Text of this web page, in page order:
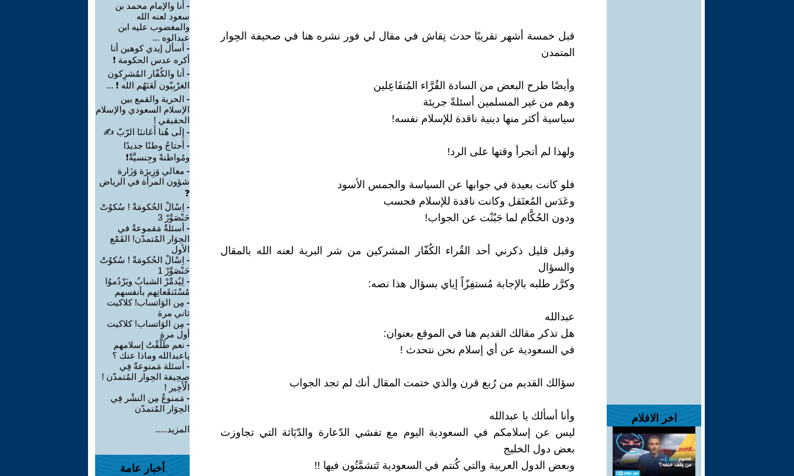
اخر الافلام
قبل خمسة أشهر تقريبًا حدث نِقاش في مقال لي فور نشره هنا في صحيفة الحِوار
المتمدن
وأيضًا طرح البعض من السادة القُرَّاء المُتفَاعِلين
وهم من غير المسلمين أسئلةً جريئة
سياسية أكثر منها دينية ناقدة للإسلام نفسه!
ولهذا لم أتجرأ وقتها على الرد!
فلو كانت بعيدة في جوابها عن السياسة والجمس الأسود
وعَدَس المُعتَقل وكانت ناقدة للإسلام فحسب
ودون الحُكَّام لما جَبُنْت عن الجواب!
وقبل قليل ذكرني أحد القُراء الكُفّار المشركين من شر البرية لعنه الله بالمقال
والسؤال
وكرَّر طلبه بالإجابة مُستفِزّاً إياي بسؤال هذا نصه:
عبدالله
هل تذكر مقالك القديم هنا في الموقع بعنوان:
في السعودية عن أي إسلام نحن نتحدث !
سؤالك القديم من رُبع قرن والذي ختمت المقال أنك لم تجد الجواب
وأنا أسألك يا عبدالله
ليس عن إسلامكم في السعودية اليوم مع تفشي الدّعارة والدّيَاثة التي تجاوزت
بعض دول الخليج
وبعض الدول العربية والتي كُنتم في السعودية تَتشمَّتُون فيها !!
- أنا والإمام محمد بن
سعود لعنه الله
والمغضوب عليه ابن
عبدالوه ...
- أسأل إيدي كوهين أنا
أكره عدس الحكومة ❗
- أنا والكُفّار المُشرِكون
الغرْبِيّون لَعَنَهُم الله ❗ ...
- الحرية والقمع بين
الإسلام السعودي والإسلام
الحقيقي !
- إِلَى هُنا أَعَاننَا الرّبّ ✍
- أحتاجُ وطنًا جديدًا
ومُواطنةً وجِنسيَّةْ❗
- معالي وَزِيرَة وَزَارة
شؤون المرأة في الرياض
❓
- اِسْالْ الحُكومَةْ ! سُكوُتْ
حَنْصَوِّرْ 3
- أسئلةٌ مَقموعةٌ في
الحِوَار المُتمدّن! القَمْع
الأول
- اِسْالْ الحُكومَةْ ! سُكوُتْ
حَنْصَوِّرْ 1
- لِيُدمِّرْ الشبابُ ويَرْدُموُا
مُسْتَنقَعاتِهم بأنفسهم
- مِن الوَاتساب! كلاكيت
ثاني مرة
- مِن الوَاتساب! كلاكيت
أول مرة
- نعم طَلَّقْتُ إسلامهم
ياعبدالله وماذا عنك ؟
- أسئلة مَمنوعةٌ فِي
صحِيفة الحِوار المُتمدّن !
الْأَخِير !
- مَمنوعٌ مِن النشْر فِي
الحِوَار المُتمدّن
المزيد.....
أخبار عامة